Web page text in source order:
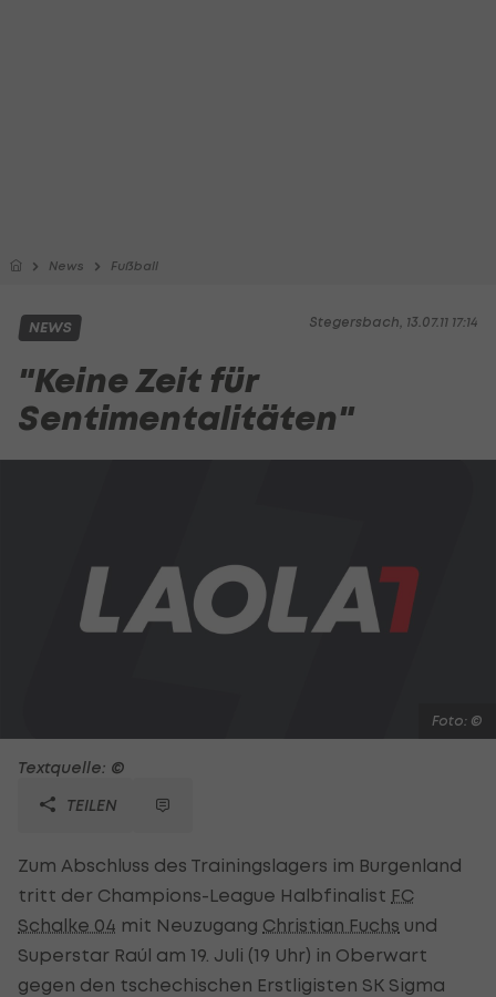
News Fußball
Stegersbach, 13.07.11 17:14
NEWS
"Keine Zeit für
Sentimentalitäten"
Foto: ©
Textquelle: ©
TEILEN
Zum Abschluss des Trainingslagers im Burgenland
tritt der Champions-League Halbfinalist FC
Schalke 04 mit Neuzugang Christian Fuchs und
Superstar Raúl am 19. Juli (19 Uhr) in Oberwart
gegen den tschechischen Erstligisten SK Sigma